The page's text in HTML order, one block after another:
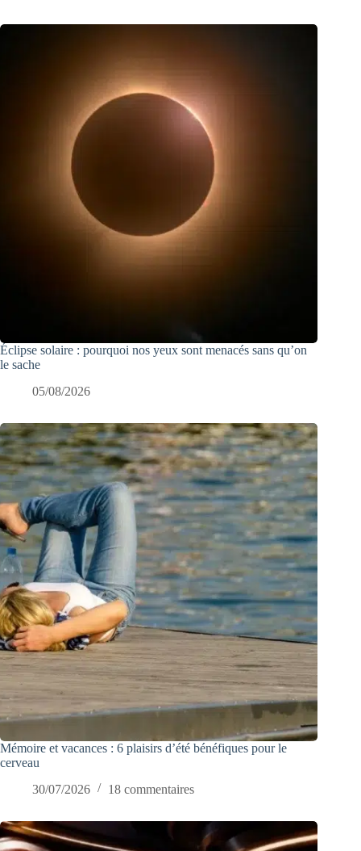
Éclipse solaire : pourquoi nos yeux sont menacés sans qu’on
le sache
05/08/2026
Mémoire et vacances : 6 plaisirs d’été bénéfiques pour le
cerveau
30/07/2026
18 commentaires